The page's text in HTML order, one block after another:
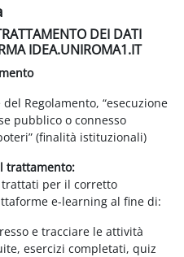
DEI DATI
IDEA.UNIROMA1.IT
Regolamento, “esecuzione
pubblico o connesso
(finalità istituzionali)
trattamento:
per il corretto
e-learning al fine di:
e tracciare le attività
esercizi completati, quiz